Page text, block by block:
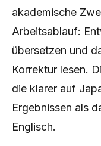
akademische
Arbeitsablauf:
übersetzen und
Korrektur lesen.
die klarer auf
Ergebnissen als
Englisch.